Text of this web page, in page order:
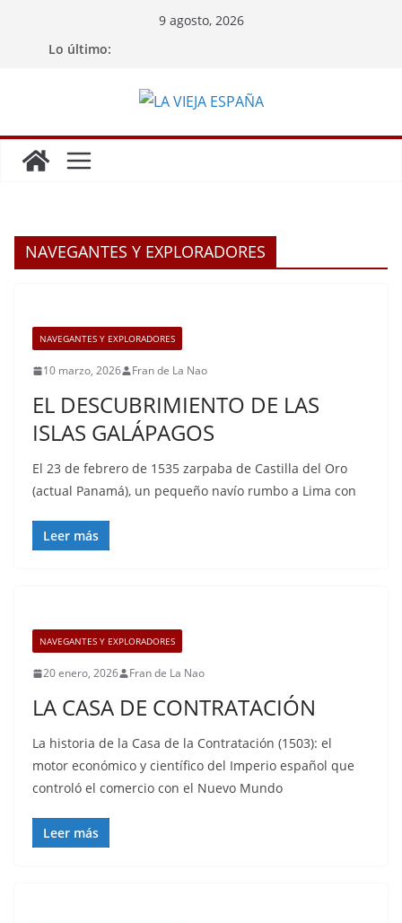
9 agosto, 2026
Lo último:
NAVEGANTES Y EXPLORADORES
NAVEGANTES Y EXPLORADORES
10 marzo, 2026 Fran de La Nao
EL DESCUBRIMIENTO DE LAS
ISLAS GALÁPAGOS
El 23 de febrero de 1535 zarpaba de Castilla del Oro
(actual Panamá), un pequeño navío rumbo a Lima con
Leer más
NAVEGANTES Y EXPLORADORES
20 enero, 2026 Fran de La Nao
LA CASA DE CONTRATACIÓN
La historia de la Casa de la Contratación (1503): el
motor económico y científico del Imperio español que
controló el comercio con el Nuevo Mundo
Leer más